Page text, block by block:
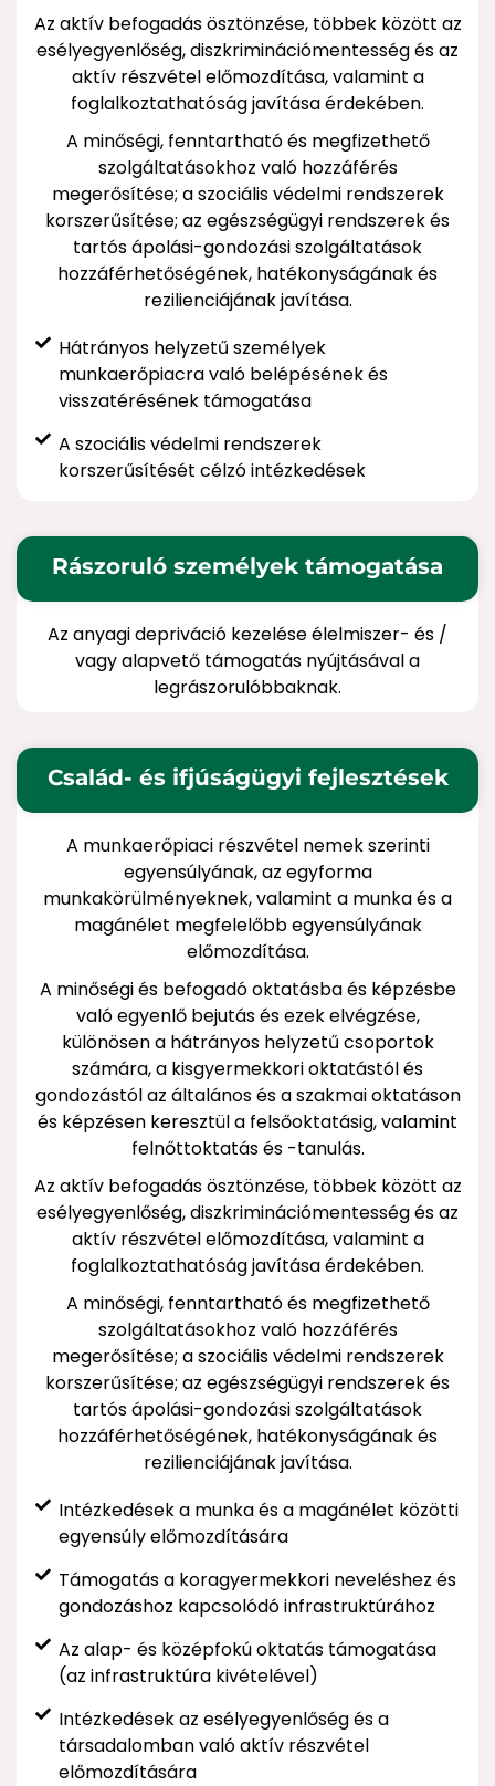
Az aktív befogadás ösztönzése, többek között az
esélyegyenlőség, diszkriminációmentesség és az
aktív részvétel előmozdítása, valamint a
foglalkoztathatóság javítása érdekében.
A minőségi, fenntartható és megfizethető
szolgáltatásokhoz való hozzáférés
megerősítése; a szociális védelmi rendszerek
korszerűsítése; az egészségügyi rendszerek és
tartós ápolási-gondozási szolgáltatások
hozzáférhetőségének, hatékonyságának és
rezilienciájának javítása.
Hátrányos helyzetű személyek
munkaerőpiacra való belépésének és
visszatérésének támogatása
A szociális védelmi rendszerek
korszerűsítését célzó intézkedések
Rászoruló személyek támogatása
Az anyagi depriváció kezelése élelmiszer- és /
vagy alapvető támogatás nyújtásával a
legrászorulóbbaknak.
Család- és ifjúságügyi fejlesztések
A munkaerőpiaci részvétel nemek szerinti
egyensúlyának, az egyforma
munkakörülményeknek, valamint a munka és a
magánélet megfelelőbb egyensúlyának
előmozdítása.
A minőségi és befogadó oktatásba és képzésbe
való egyenlő bejutás és ezek elvégzése,
különösen a hátrányos helyzetű csoportok
számára, a kisgyermekkori oktatástól és
gondozástól az általános és a szakmai oktatáson
és képzésen keresztül a felsőoktatásig, valamint
felnőttoktatás és -tanulás.
Az aktív befogadás ösztönzése, többek között az
esélyegyenlőség, diszkriminációmentesség és az
aktív részvétel előmozdítása, valamint a
foglalkoztathatóság javítása érdekében.
A minőségi, fenntartható és megfizethető
szolgáltatásokhoz való hozzáférés
megerősítése; a szociális védelmi rendszerek
korszerűsítése; az egészségügyi rendszerek és
tartós ápolási-gondozási szolgáltatások
hozzáférhetőségének, hatékonyságának és
rezilienciájának javítása.
Intézkedések a munka és a magánélet közötti
egyensúly előmozdítására
Támogatás a koragyermekkori neveléshez és
gondozáshoz kapcsolódó infrastruktúrához
Az alap- és középfokú oktatás támogatása
(az infrastruktúra kivételével)
Intézkedések az esélyegyenlőség és a
társadalomban való aktív részvétel
előmozdítására